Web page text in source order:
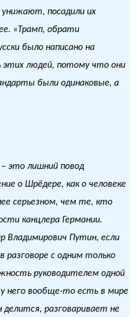
посадили их
«Трамп, обрати
было написано на
людей, потому что они
были одинаковые, а
это лишний повод
о Шрёдере, как о человеке
серьезном, чем те, кто
канцлера Германии.
Владимирович Путин, если
разговоре с одним только
руководителем одной
него вообще-то есть в мире
разговаривает не